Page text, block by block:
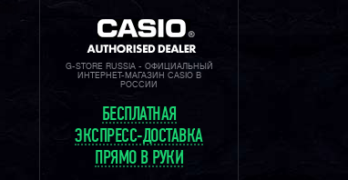
G-STORE RUSSIA - ОФИЦИАЛЬНЫЙ
ИНТЕРНЕТ-МАГАЗИН CASIO В
РОССИИ
БЕСПЛАТНАЯ
ЭКСПРЕСС-ДОСТАВКА
ПРЯМО В РУКИ